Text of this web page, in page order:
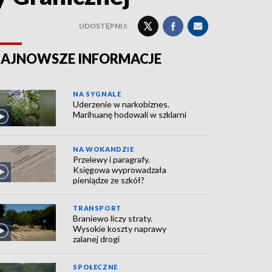
UDOSTĘPNIJ:
INFORMACJE
NA SYGNALE
Uderzenie w narkobiznes.
Marihuanę hodowali w szklarni
NA WOKANDZIE
Przelewy i paragrafy.
Księgowa wyprowadzała
pieniądze ze szkół?
TRANSPORT
Braniewo liczy straty.
Wysokie koszty naprawy
zalanej drogi
SPOŁECZNE